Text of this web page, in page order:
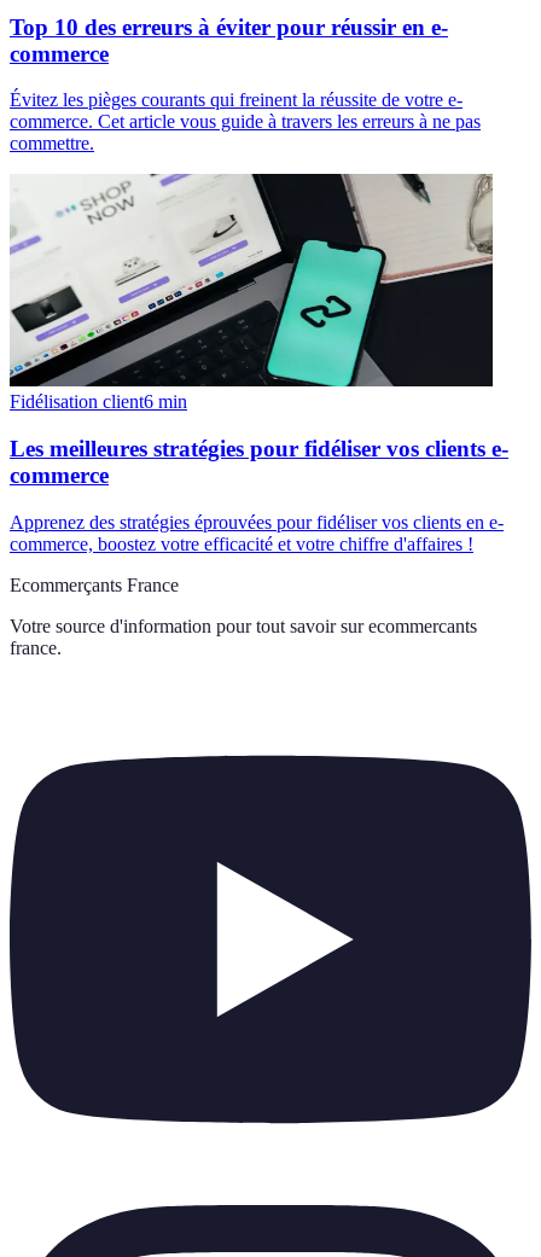
Top 10 des erreurs à éviter pour réussir en e-
commerce
Évitez les pièges courants qui freinent la réussite de votre e-
commerce. Cet article vous guide à travers les erreurs à ne pas
commettre.
Fidélisation client6 min
Les meilleures stratégies pour fidéliser vos clients e-
commerce
Apprenez des stratégies éprouvées pour fidéliser vos clients en e-
commerce, boostez votre efficacité et votre chiffre d'affaires !
Ecommerçants France
Votre source d'information pour tout savoir sur ecommercants
france.